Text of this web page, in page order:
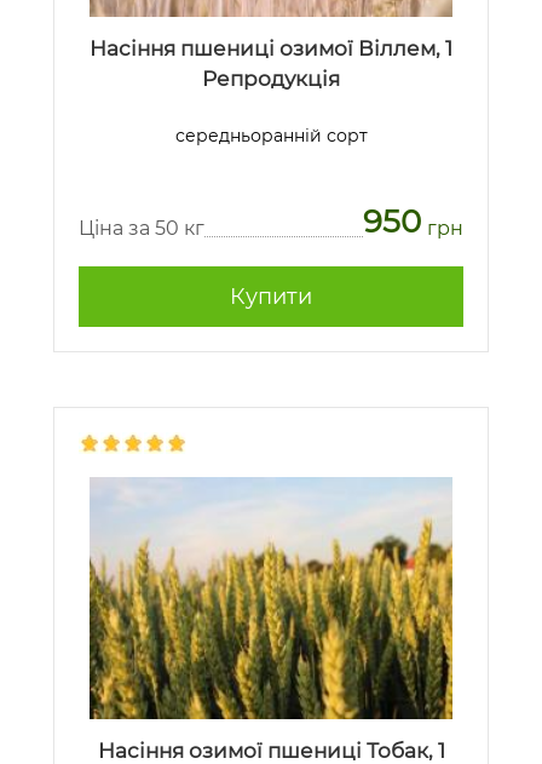
Насіння пшениці озимої Віллем, 1
Репродукція
середньоранній сорт
Ціна за 50 кг 950 грн
Купити
Насіння озимої пшениці Тобак, 1